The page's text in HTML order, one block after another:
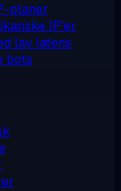
planer
IP'er
lav latens
bots